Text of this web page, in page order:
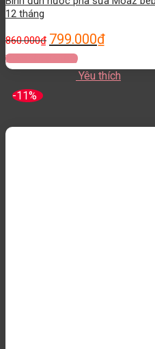
12 tháng
860.000₫ 799.000₫
Thêm vào giỏ hàng
Yêu thích
-11%